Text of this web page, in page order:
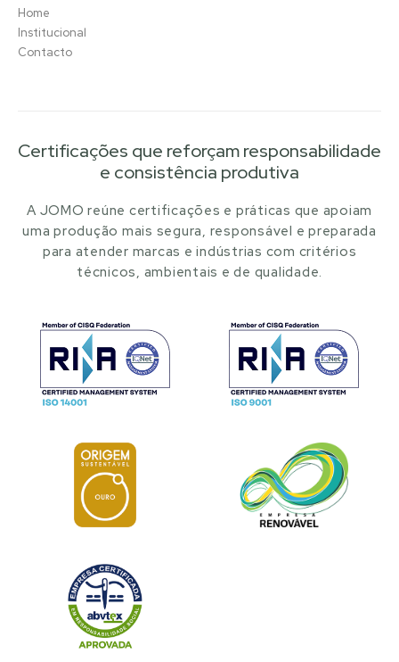
Home
Institucional
Contacto
Certificações que reforçam responsabilidade
e consistência produtiva
A JOMO reúne certificações e práticas que apoiam
uma produção mais segura, responsável e preparada
para atender marcas e indústrias com critérios
técnicos, ambientais e de qualidade.